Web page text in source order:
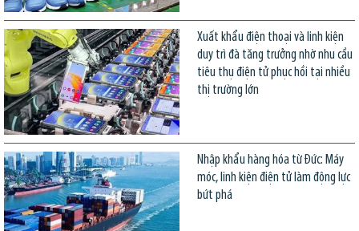
Xuất khẩu điện thoại và linh kiện
duy trì đà tăng trưởng nhờ nhu cầu
tiêu thụ điện tử phục hồi tại nhiều
thị trường lớn
Nhập khẩu hàng hóa từ Đức: Máy
móc, linh kiện điện tử làm động lực
bứt phá